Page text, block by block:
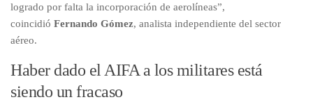
logrado por falta la incorporación de aerolíneas”,
coincidió Fernando Gómez, analista independiente del sector
aéreo.
Haber dado el AIFA a los militares está
siendo un fracaso